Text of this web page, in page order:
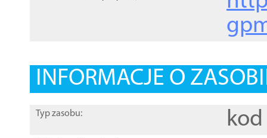
INFORMACJE O
Typ zasobu: kod